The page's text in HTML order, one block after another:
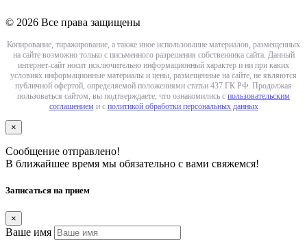
© 2026 Все права защищены
Копирование, тиражирование, а также иное использование материалов, размещенных
на сайте возможно только с письменного разрешения собственника сайта. Данный
интернет-сайт носит исключительно информационный характер и ни при каких
условиях информационные материалы и цены, размещенные на сайте, не являются
публичной офертой, определяемой положениями статьи 437 ГК РФ. Продолжая
пользоваться сайтом, вы подтверждаете, что ознакомились с пользовательским
соглашением и с политикой обработки персональных данных
×
Сообщение отправлено!
В ближайшее время мы обязательно с вами свяжемся!
Записаться на прием
×
Ваше имя